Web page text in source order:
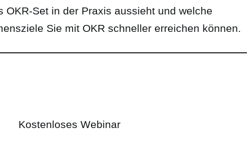
OKR-Set in der Praxis aussieht und welche
Sie mit OKR schneller erreichen können.
Kostenloses Webinar